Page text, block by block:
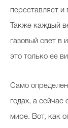
переставляет и
Также каждый
газовый свет в
это только ее
Само
годах, а сейчас
мире. Вот, как